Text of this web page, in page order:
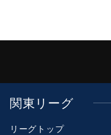
関東リーグ
リーグトップ